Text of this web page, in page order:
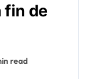
fin de
read